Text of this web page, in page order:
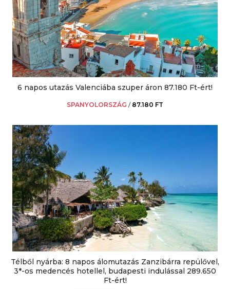
6 napos utazás Valenciába szuper áron 87.180 Ft-ért!
SPANYOLORSZÁG / 87.180 FT
Télből nyárba: 8 napos álomutazás Zanzibárra repülővel,
3*-os medencés hotellel, budapesti indulással 289.650
Ft-ért!